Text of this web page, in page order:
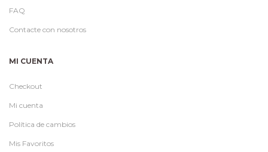
FAQ
Contacte con nosotros
MI CUENTA
Checkout
Mi cuenta
Política de cambios
Mis Favoritos